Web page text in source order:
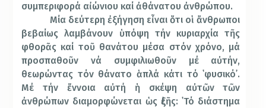
συμπεριφορά αἰώνιου καί ἀθάνατου ἀνθρώπου.
Μία δεύτερη ἐξήγηση εἶναι ὅτι οἱ ἄνθρωποι
βεβαίως λαμβάνουν ὑπόψη τήν κυριαρχία τῆς
φθορᾶς καί τοῦ θανάτου μέσα στόν χρόνο, μά
προσπαθοῦν νά συμφιλιωθοῦν μέ αὐτήν,
θεωρώντας τόν θάνατο ἁπλά κάτι τό ῾φυσικό᾽.
Μέ τήν ἔννοια αὐτή ἡ σκέψη αὐτῶν τῶν
ἀνθρώπων διαμορφώνεται ὡς ἑξῆς: ῾Τό διάστημα